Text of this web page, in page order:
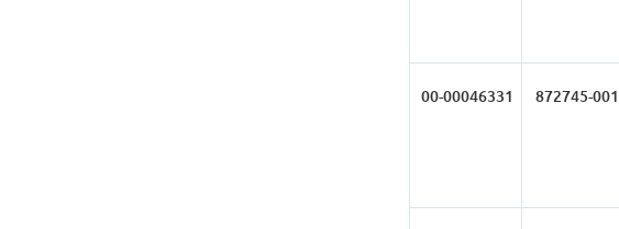
00-00046331 872745-001